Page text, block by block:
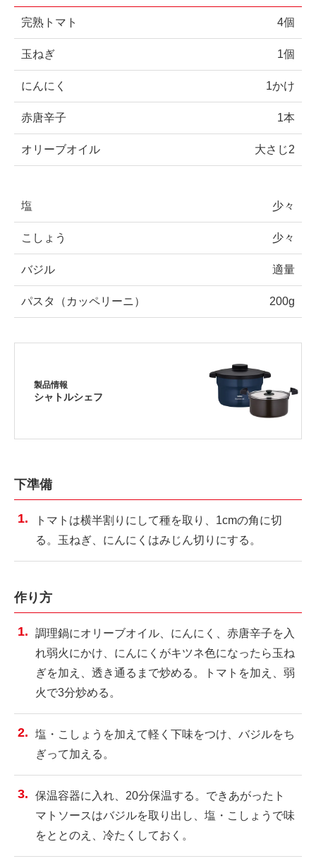
完熟トマト 4個
玉ねぎ 1個
にんにく 1かけ
赤唐辛子 1本
オリーブオイル 大さじ2
塩 少々
こしょう 少々
バジル 適量
パスタ（カッペリーニ） 200g
製品情報
シャトルシェフ
下準備
トマトは横半割りにして種を取り、1cmの角に切
る。玉ねぎ、にんにくはみじん切りにする。
作り方
調理鍋にオリーブオイル、にんにく、赤唐辛子を入
れ弱火にかけ、にんにくがキツネ色になったら玉ね
ぎを加え、透き通るまで炒める。トマトを加え、弱
火で3分炒める。
塩・こしょうを加えて軽く下味をつけ、バジルをち
ぎって加える。
保温容器に入れ、20分保温する。できあがったト
マトソースはバジルを取り出し、塩・こしょうで味
をととのえ、冷たくしておく。